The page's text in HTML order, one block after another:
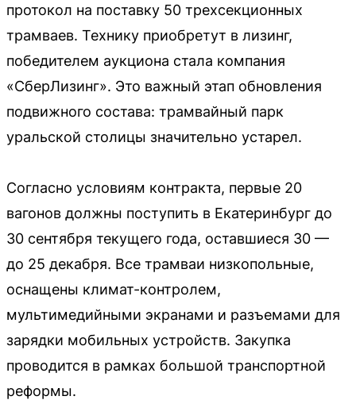
протокол на поставку 50 трехсекционных
трамваев. Технику приобретут в лизинг,
победителем аукциона стала компания
«СберЛизинг». Это важный этап обновления
подвижного состава: трамвайный парк
уральской столицы значительно устарел.
Согласно условиям контракта, первые 20
вагонов должны поступить в Екатеринбург до
30 сентября текущего года, оставшиеся 30 —
до 25 декабря. Все трамваи низкопольные,
оснащены климат-контролем,
мультимедийными экранами и разъемами для
зарядки мобильных устройств. Закупка
проводится в рамках большой транспортной
реформы.